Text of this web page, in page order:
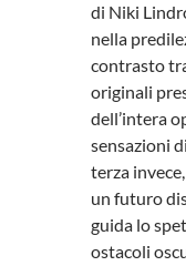
di Niki
nella
contrasto
originali
dell’intera
sensazioni
terza
un futuro
guida lo
ostacoli